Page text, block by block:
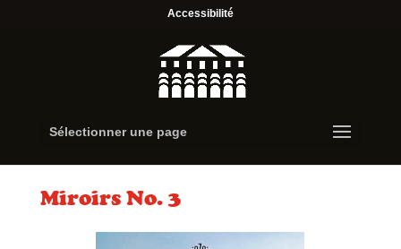
Accessibilité
Sélectionner une page
Miroirs No. 3